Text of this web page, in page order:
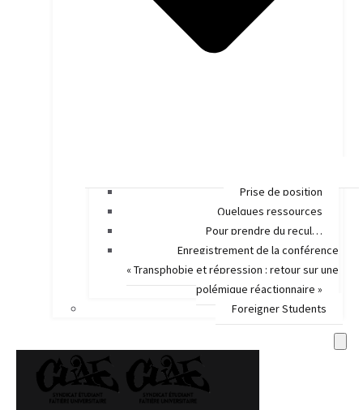
Prise de position
Quelques ressources
Pour prendre du recul…
Enregistrement de la conférence
« Transphobie et répression : retour sur une
polémique réactionnaire »
Foreigner Students